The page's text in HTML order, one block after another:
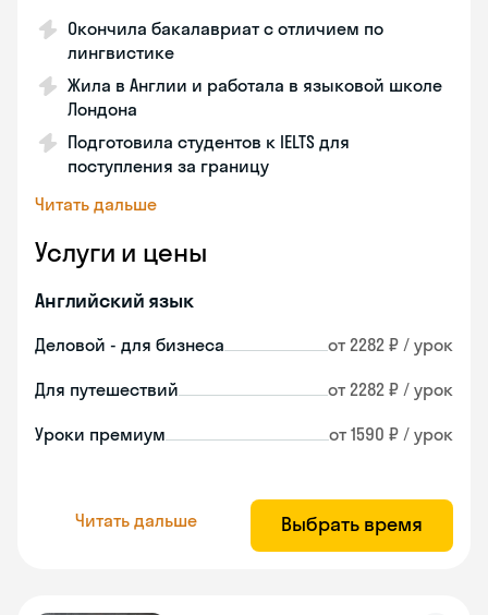
Окончила бакалавриат с отличием по
лингвистике
Жила в Англии и работала в языковой школе
Лондона
Подготовила студентов к IELTS для
поступления за границу
Читать дальше
Услуги и цены
Английский язык
Деловой - для бизнеса от 2282 ₽ / урок
Для путешествий от 2282 ₽ / урок
Уроки премиум от 1590 ₽ / урок
Читать дальше Выбрать время